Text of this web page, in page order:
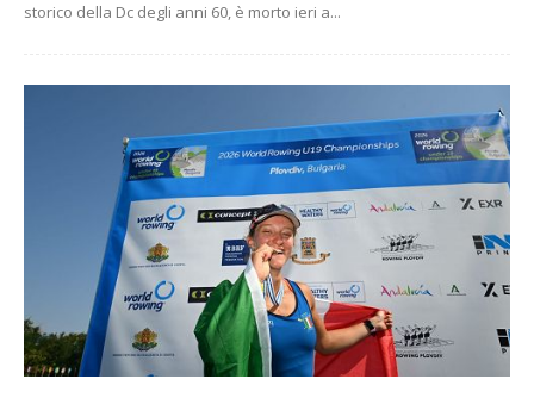
storico della Dc degli anni 60, è morto ieri a...